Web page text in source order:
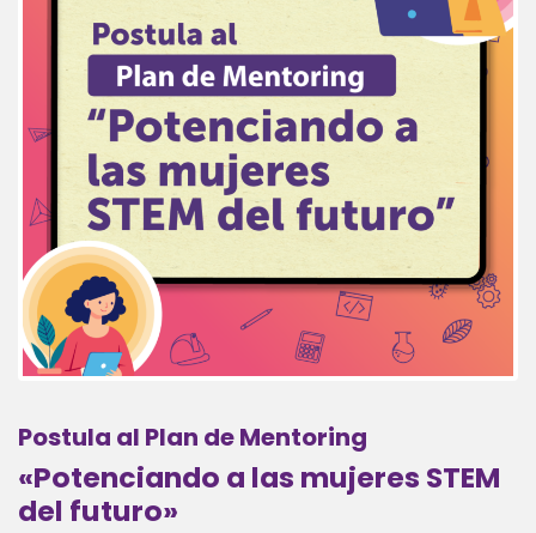
Postula al Plan de Mentoring
«Potenciando a las mujeres STEM
del futuro»